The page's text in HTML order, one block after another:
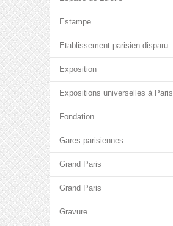
Estampe
Etablissement parisien disparu
Exposition
Expositions universelles à Paris
Fondation
Gares parisiennes
Grand Paris
Grand Paris
Gravure